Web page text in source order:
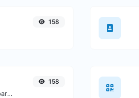
158
Converta facilmente arquivos de imagem WEBP para GIF.
158